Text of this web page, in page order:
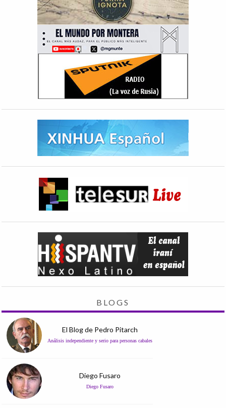
BLOGS
El Blog de Pedro Pitarch
Análisis independiente y serio para personas cabales
Diego Fusaro
Diego Fusaro